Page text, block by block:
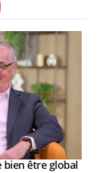
bien être global